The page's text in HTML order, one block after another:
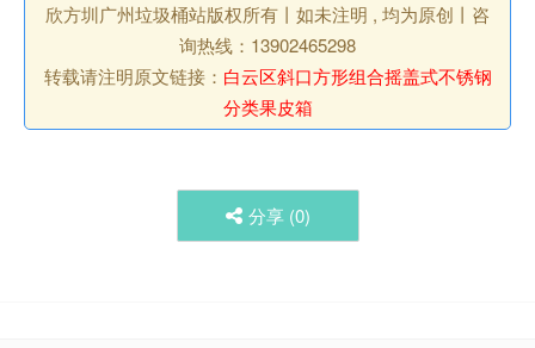
欣方圳广州垃圾桶站版权所有丨如未注明 , 均为原创丨咨
询热线：13902465298
转载请注明原文链接： 白云区斜口方形组合摇盖式不锈钢
分类果皮箱
分享 (0)